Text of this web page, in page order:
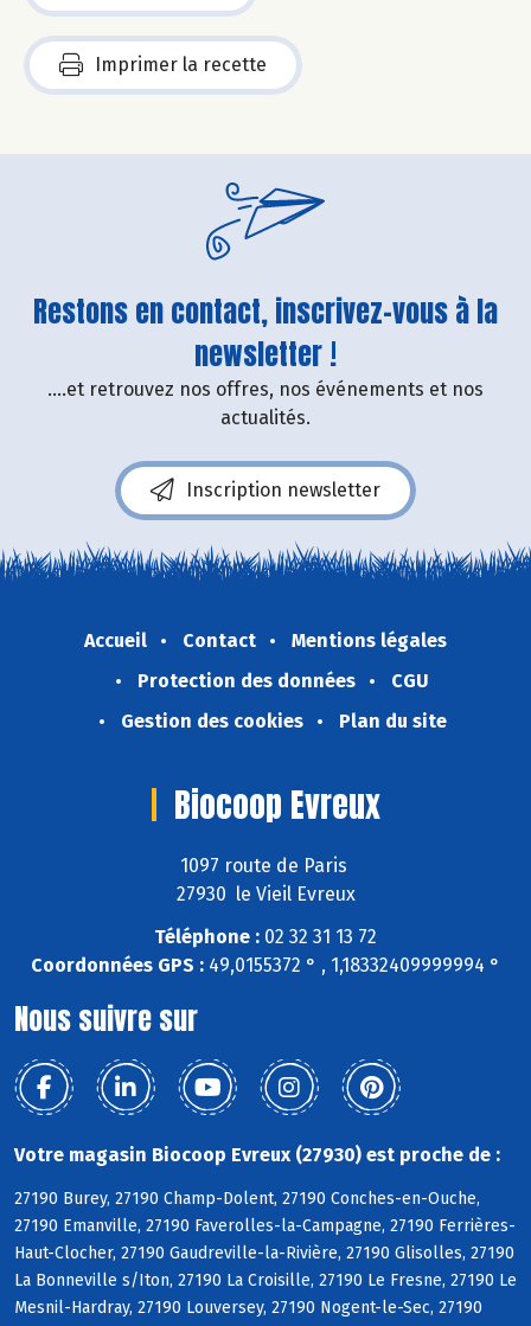
Imprimer la recette
Restons en contact, inscrivez-vous à la
newsletter !
....et retrouvez nos offres, nos événements et nos
actualités.
Inscription newsletter
Accueil Contact
Mentions légales
Protection des données
CGU
Gestion des cookies
Plan du site
Biocoop Evreux
1097 route de Paris
27930 le Vieil Evreux
Téléphone : 02 32 31 13 72
Coordonnées GPS : 49,0155372 ° , 1,18332409999994 °
Nous suivre sur
Votre magasin Biocoop Evreux (27930) est proche de :
27190 Burey, 27190 Champ-Dolent, 27190 Conches-en-Ouche,
27190 Emanville, 27190 Faverolles-la-Campagne, 27190 Ferrières-
Haut-Clocher, 27190 Gaudreville-la-Rivière, 27190 Glisolles, 27190
La Bonneville s/Iton, 27190 La Croisille, 27190 Le Fresne, 27190 Le
Mesnil-Hardray, 27190 Louversey, 27190 Nogent-le-Sec, 27190